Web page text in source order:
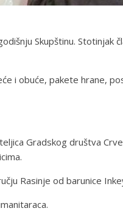
Skupštinu. Stotinjak
i obuće, pakete hrane,
Gradskog društva
Rasinje od barunice